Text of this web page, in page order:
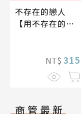
不存在的戀人
【用不存在的
NT$ 315
商管最新